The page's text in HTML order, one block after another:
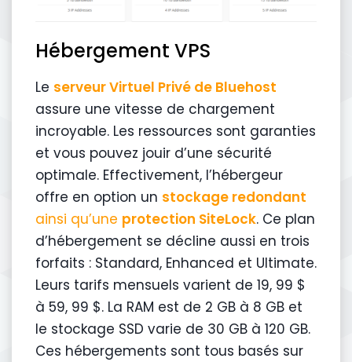
Hébergement VPS
Le serveur Virtuel Privé de Bluehost
assure une vitesse de chargement
incroyable. Les ressources sont garanties
et vous pouvez jouir d’une sécurité
optimale. Effectivement, l’hébergeur
offre en option un stockage redondant
ainsi qu’une protection SiteLock. Ce plan
d’hébergement se décline aussi en trois
forfaits : Standard, Enhanced et Ultimate.
Leurs tarifs mensuels varient de 19, 99 $
à 59, 99 $. La RAM est de 2 GB à 8 GB et
le stockage SSD varie de 30 GB à 120 GB.
Ces hébergements sont tous basés sur